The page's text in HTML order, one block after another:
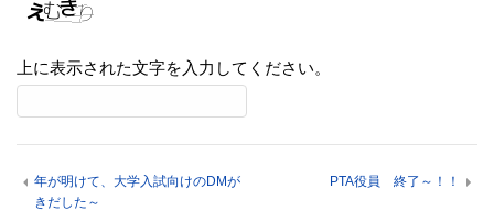
上に表示された文字を入力してください。
年が明けて、大学入試向けのDMが
きだした～
PTA役員 終了～！！